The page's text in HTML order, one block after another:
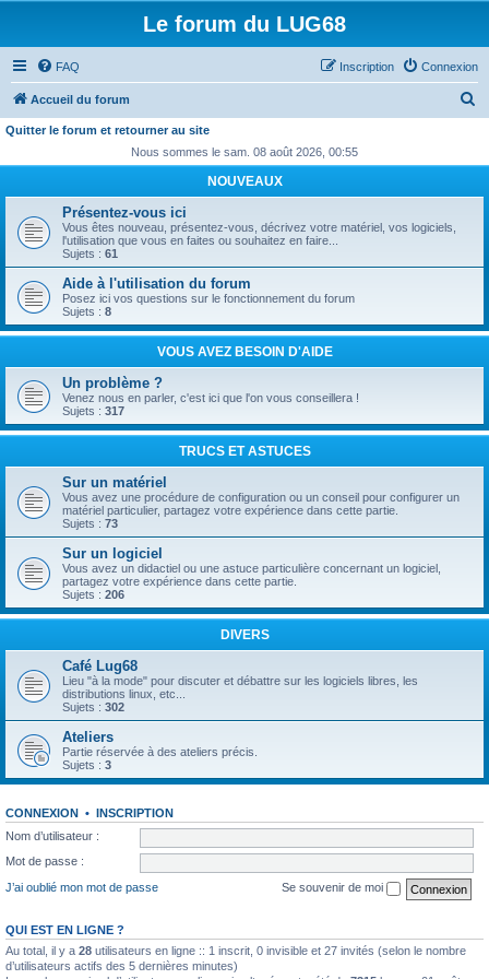
Le forum du LUG68
FAQ Connexion
Inscription
Accueil du forum
r
Quitter le forum et retourner au site
Nous sommes le sam. 08 août 2026, 00:55
NOUVEAUX
Présentez-vous ici
Vous êtes nouveau, présentez-vous, décrivez votre matériel, vos logiciels,
l'utilisation que vous en faites ou souhaitez en faire...
Sujets : 61
Aide à l'utilisation du forum
Posez ici vos questions sur le fonctionnement du forum
Sujets : 8
VOUS AVEZ BESOIN D'AIDE
Un problème ?
Venez nous en parler, c'est ici que l'on vous conseillera !
Sujets : 317
TRUCS ET ASTUCES
Sur un matériel
Vous avez une procédure de configuration ou un conseil pour configurer un
matériel particulier, partagez votre expérience dans cette partie.
Sujets : 73
Sur un logiciel
Vous avez un didactiel ou une astuce particulière concernant un logiciel,
partagez votre expérience dans cette partie.
Sujets : 206
DIVERS
Café Lug68
Lieu "à la mode" pour discuter et débattre sur les logiciels libres, les
distributions linux, etc...
Sujets : 302
Ateliers
Partie réservée à des ateliers précis.
Sujets : 3
CONNEXION • INSCRIPTION
Nom d’utilisateur :
Mot de passe :
J’ai oublié mon mot de passe
Se souvenir de moi
QUI EST EN LIGNE ?
Au total, il y a 28 utilisateurs en ligne :: 1 inscrit, 0 invisible et 27 invités (selon le nombre
d’utilisateurs actifs des 5 dernières minutes)